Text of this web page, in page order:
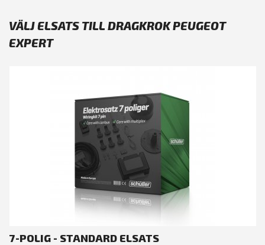
VÄLJ ELSATS TILL DRAGKROK PEUGEOT
EXPERT
7-POLIG - STANDARD ELSATS